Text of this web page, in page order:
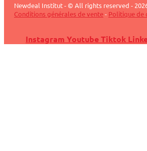
Newdeal Institut - © All rights reserved -
Conditions générales de vente- Politique de
Instagram YoutubeTiktok